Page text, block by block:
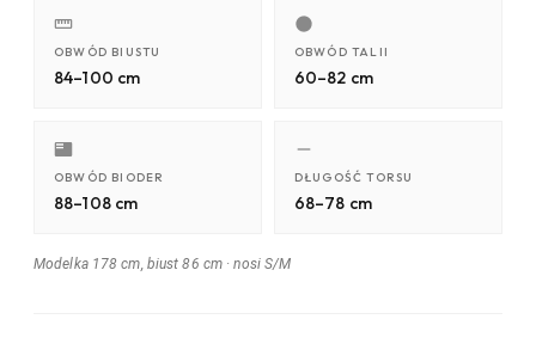
OBWÓD BIUSTU
84–100 cm
OBWÓD TALII
60–82 cm
OBWÓD BIODER
88–108 cm
DŁUGOŚĆ TORSU
68–78 cm
Modelka 178 cm, biust 86 cm ·nosi S/M